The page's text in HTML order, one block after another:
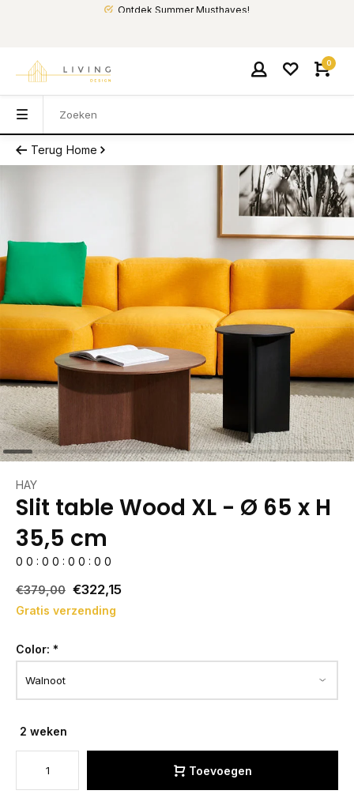
Ontdek Summer Musthaves!
0
Terug Home
HAY
Slit table Wood XL - Ø 65 x H
35,5 cm
0 0 : 0 0 : 0 0 : 0 0
€379,00 €322,15
Gratis verzending
Color: *
2 weken
Toevoegen